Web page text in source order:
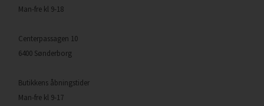
Man-fre kl 9-18
Centerpassagen 10
6400 Sønderborg
Butikkens åbningstider
Man-fre kl 9-17